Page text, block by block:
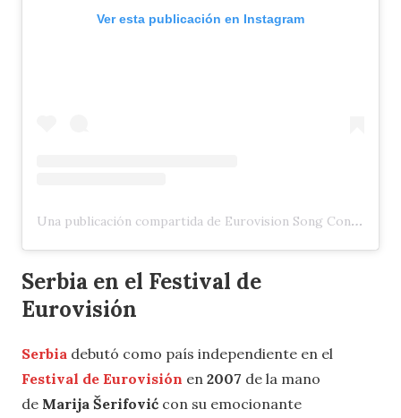
Ver esta publicación en Instagram
Una publicación compartida de Eurovision Song Contest (@eurovision)
Serbia en el Festival de
Eurovisión
Serbia debutó como país independiente en el
Festival de Eurovisión en 2007 de la mano
de Marija Šerifović con su emocionante